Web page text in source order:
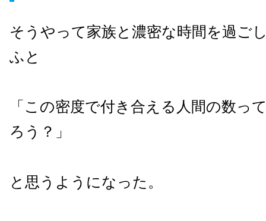
そうやって家族と濃密な時間を過ご
ふと
「この密度で付き合える人間の数っ
ろう？」
と思うようになった。